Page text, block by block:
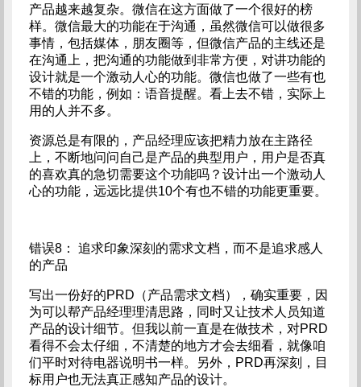
产品越来越复杂。微信在这方面做了一个很好的榜
样。微信最大的功能在于沟通，虽然微信可以做很多
事情，包括媒体，朋友圈等，但微信产品的主线还是
在沟通上，把沟通的功能做到非常方便，对讲功能的
设计就是一个激动人心的功能。微信也做了一些有也
不错的功能，例如：语音提醒。看上去不错，实际上
用的人并不多。
资源总是有限的，产品经理应该把精力放在主路径
上，不断地问问自己是产品的典型用户，用户是否真
的喜欢真的急切需要这个功能吗？设计出一个激动人
心的功能，远远比提供10个有也不错的功能更重要。
错误8： 追求印象深刻的需求文档，而不是追求感人
的产品
写出一份好的PRD（产品需求文档），确实重要，因
为可以帮产品经理理清思路，同时又让技术人员知道
产品的设计细节。但我以前一直是在做技术，对PRD
看得不会太仔细，不清楚的地方才会去细看，就像咱
们平时对待电器说明书一样。另外，PRD再深刻，目
标用户也无法真正感知产品的设计。